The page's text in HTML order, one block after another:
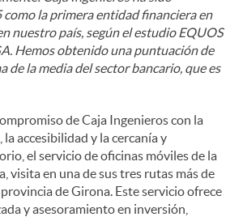
como la primera entidad financiera en
nuestro país, según el estudio EQUOS
Hemos obtenido una puntuación de
de la media del sector bancario, que es
de Caja Ingenieros con la
accesibilidad y la cercanía y
el servicio de oficinas móviles de la
visita en una de sus tres rutas más de
de Girona. Este servicio ofrece
y asesoramiento en inversión,